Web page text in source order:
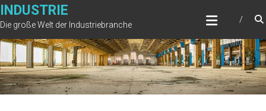
Zum
Inhalt
springen
INDUSTRIE
Die große Welt der Industriebranche